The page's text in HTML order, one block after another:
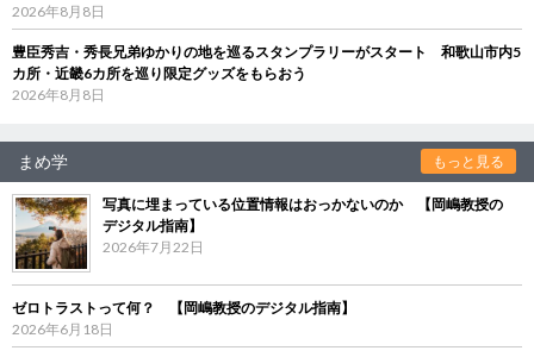
2026年8月8日
豊臣秀吉・秀長兄弟ゆかりの地を巡るスタンプラリーがスタート 和歌山市内5
カ所・近畿6カ所を巡り限定グッズをもらおう
2026年8月8日
まめ学 もっと見る
写真に埋まっている位置情報はおっかないのか 【岡嶋教授の
デジタル指南】
2026年7月22日
ゼロトラストって何？ 【岡嶋教授のデジタル指南】
2026年6月18日